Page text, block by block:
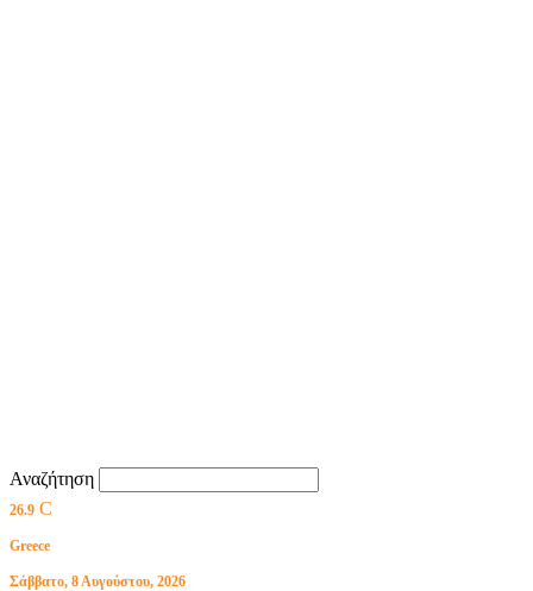
Αναζήτηση
26.9 C
Greece
Σάββατο, 8 Αυγούστου, 2026